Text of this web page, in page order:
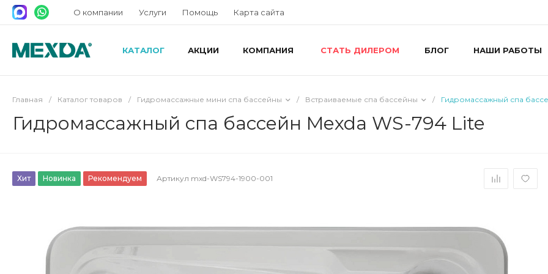
О компании Услуги Помощь Карта сайта
КАТАЛОГ АКЦИИ КОМПАНИЯ СТАТЬ ДИЛЕРОМ БЛОГ НАШИ РАБОТЫ
Главная / Каталог товаров / Гидромассажные мини спа бассейны / Встраиваемые спа бассейны / Гидромассажный спа
Гидромассажный спа бассейн Mexda WS-794 Lite
Хит Новинка Рекомендуем Артикул mxd-WS794-1900-001